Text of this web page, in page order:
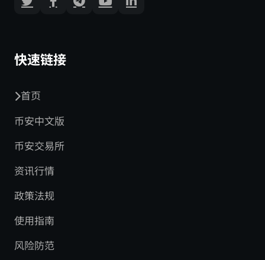
快速链接
首页
币安中文版
币安交易所
资讯行情
政策法规
使用指南
风险防范